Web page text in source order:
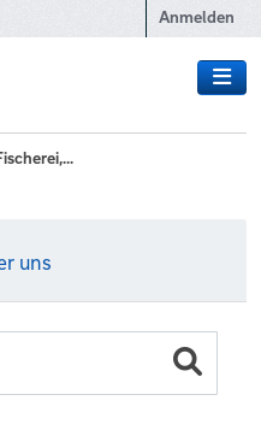
Anmelden
uns